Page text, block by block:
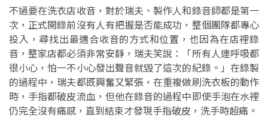
不過要在洗衣店收音，對於瑞夫、製作人和錄音師都是第一
次，正式開錄前沒有人有把握是否能成功，整個團隊都專心
投入，尋找出最適合收音的方式和位置，也因為在店裡錄
音，整家店都必須非常安靜，瑞夫笑說：「所有人連呼吸都
很小心，怕一不小心發出聲音就毀了這次的紀錄。」在錄製
的過程中，瑞夫都既興奮又緊張，在重複做刷洗衣板的動作
時，手指都破皮流血，但他在錄音的過程中即使手泡在水裡
仍完全沒有痛感，直到結束才發現手指破皮，洗手時超痛。